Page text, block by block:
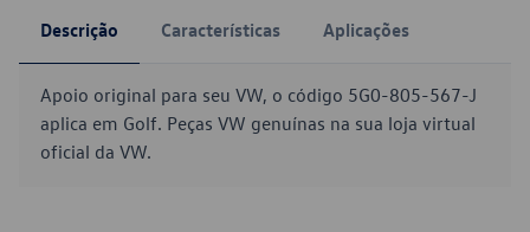
Descrição Características Aplicações
Apoio original para seu VW, o código 5G0-805-567-J
aplica em Golf. Peças VW genuínas na sua loja virtual
oficial da VW.